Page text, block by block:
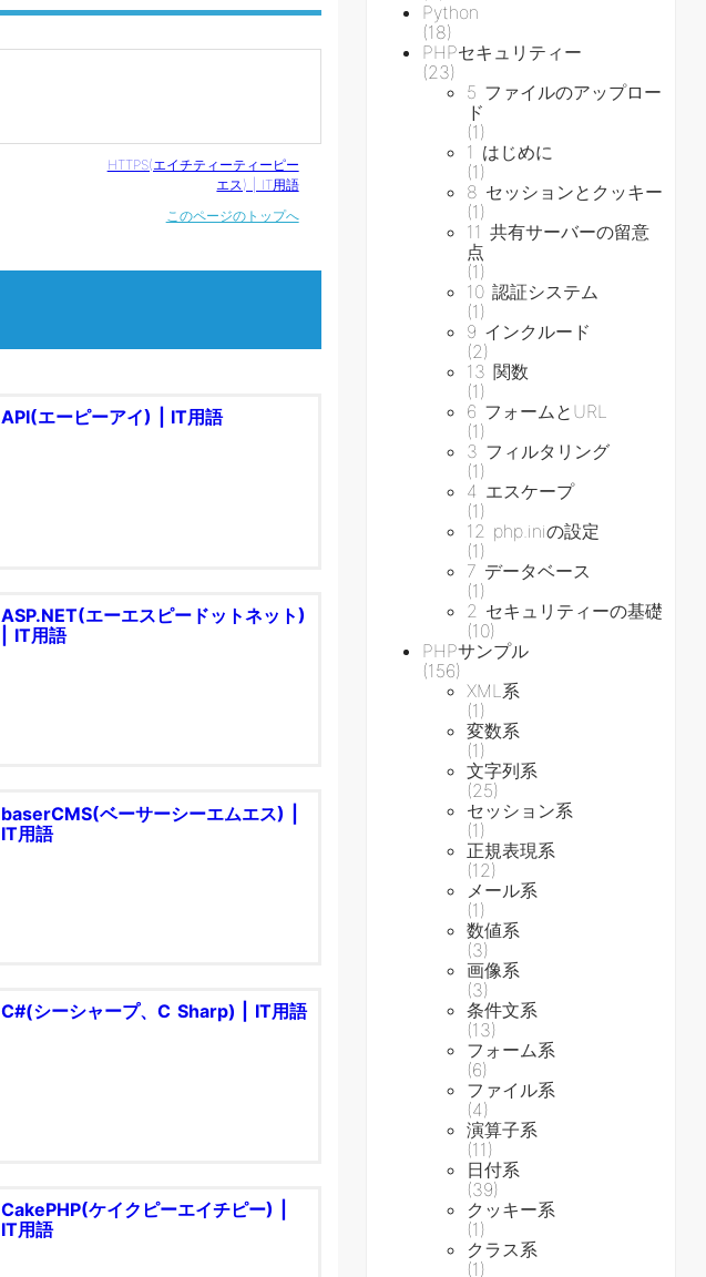
HTTPS(エイチティーティーピー
エス) | IT用語
このページのトップへ
API(エーピーアイ) | IT用語
ASP.NET(エーエスピードットネット)
| IT用語
baserCMS(ベーサーシーエムエス) |
IT用語
C#(シーシャープ、C Sharp) | IT用語
CakePHP(ケイクピーエイチピー) |
IT用語
Python
(18)
PHPセキュリティー
(23)
5 ファイルのアップロー
ド
(1)
1 はじめに
(1)
8 セッションとクッキー
(1)
11 共有サーバーの留意
点
(1)
10 認証システム
(1)
9 インクルード
(2)
13 関数
(1)
6 フォームとURL
(1)
3 フィルタリング
(1)
4 エスケープ
(1)
12 php.iniの設定
(1)
7 データベース
(1)
2 セキュリティーの基礎
(10)
PHPサンプル
(156)
XML系
(1)
変数系
(1)
文字列系
(25)
セッション系
(1)
正規表現系
(12)
メール系
(1)
数値系
(3)
画像系
(3)
条件文系
(13)
フォーム系
(6)
ファイル系
(4)
演算子系
(11)
日付系
(39)
クッキー系
(1)
クラス系
(1)